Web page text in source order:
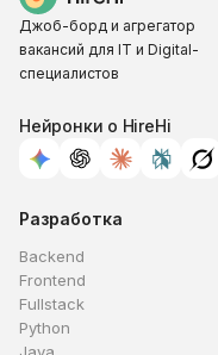
Джоб-борд и агрегатор
вакансий для IT и Digital-
специалистов
Нейронки о HireHi
Разработка
Backend
Frontend
Fullstack
Python